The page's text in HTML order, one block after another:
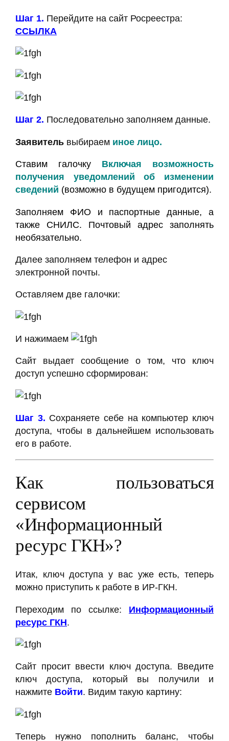
Шаг 1. Перейдите на сайт Росреестра:
ССЫЛКА
Шаг 2. Последовательно заполняем данные.
Заявитель выбираем иное лицо.
Ставим галочку Включая возможность
получения уведомлений об изменении
сведений (возможно в будущем пригодится).
Заполняем ФИО и паспортные данные, а
также СНИЛС. Почтовый адрес заполнять
необязательно.
Далее заполняем телефон и адрес
электронной почты.
Оставляем две галочки:
И нажимаем
Сайт выдает сообщение о том, что ключ
доступ успешно сформирован:
Шаг 3. Сохраняете себе на компьютер ключ
доступа, чтобы в дальнейшем использовать
его в работе.
Как пользоваться
сервисом
«Информационный
ресурс ГКН»?
Итак, ключ доступа у вас уже есть, теперь
можно приступить к работе в ИР-ГКН.
Переходим по ссылке: Информационный
ресурс ГКН.
Сайт просит ввести ключ доступа. Введите
ключ доступа, который вы получили и
нажмите Войти. Видим такую картину:
Теперь нужно пополнить баланс, чтобы